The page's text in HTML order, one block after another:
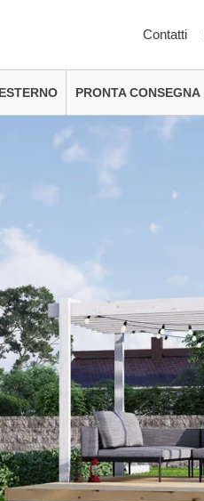
Contatti
PRONTA CONSEGNA